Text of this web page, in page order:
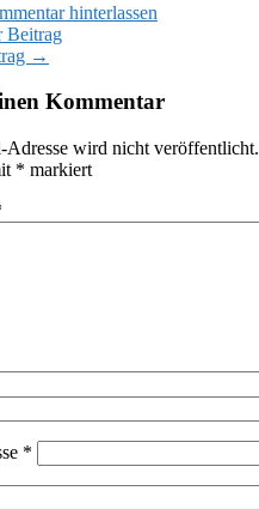
hinterlassen
Beitrag
→
Kommentar
wird nicht veröffentlicht.
* markiert
*